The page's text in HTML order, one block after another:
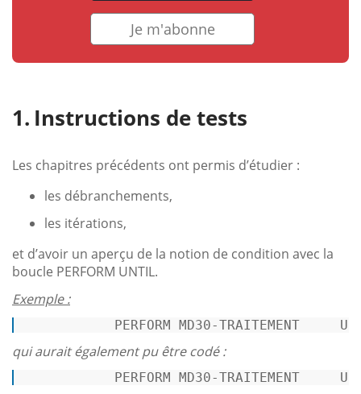
Je m'abonne
Instructions de tests
Les chapitres précédents ont permis d’étudier :
les débranchements,
les itérations,
et d’avoir un aperçu de la notion de condition avec la
boucle PERFORM UNTIL.
Exemple :
           PERFORM MD30-TRAITEMENT
qui aurait également pu être codé :
           PERFORM MD30-TRAITEMENT